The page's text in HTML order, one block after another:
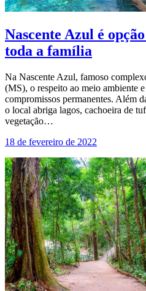
Nascente Azul é
toda a família
Na Nascente Azul, famoso
(MS), o respeito ao meio ambiente
compromissos permanentes. Além
o local abriga lagos, cachoeira de
vegetação…
18 de fevereiro de 2022